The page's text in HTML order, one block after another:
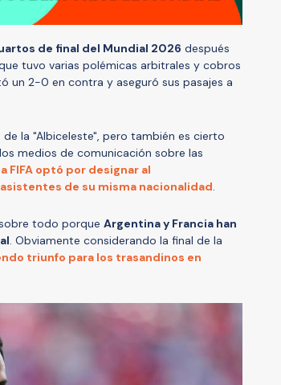
de final del Mundial 2026 después
tuvo varias polémicas arbitrales y cobros
un 2-0 en contra y aseguró sus pasajes a
la "Albiceleste", pero también es cierto
medios de comunicación sobre las
FIFA optó por designar al
de su misma nacionalidad
todo porque Argentina y Francia han
. Obviamente considerando la final de la
triunfo para los trasandinos en